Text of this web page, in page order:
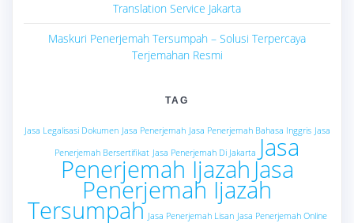
Translation Service Jakarta
Maskuri Penerjemah Tersumpah – Solusi Terpercaya
Terjemahan Resmi
TAG
Jasa Legalisasi Dokumen Jasa Penerjemah Jasa Penerjemah Bahasa Inggris Jasa
Penerjemah Bersertifikat Jasa Penerjemah Di Jakarta Jasa
Penerjemah Ijazah Jasa
Penerjemah Ijazah
Tersumpah Jasa Penerjemah Lisan Jasa Penerjemah Online